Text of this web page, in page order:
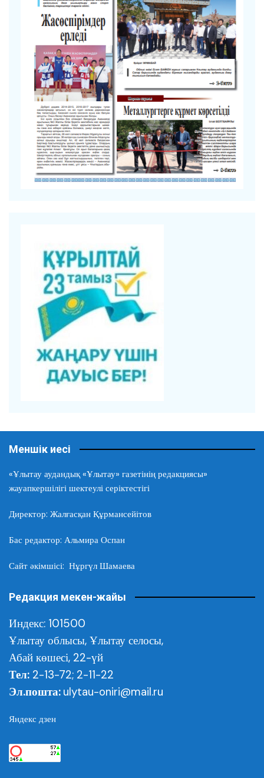
Меншік иесі
«Ұлытау аудандық «Ұлытау» газетінің редакциясы»
жауапкершілігі шектеулі серіктестігі
Директор: Жалғасқан Құрмансейітов
Бас редактор: Альмира Оспан
Сайт әкімшісі: Нұргүл Шамаева
Редакция мекен-жайы
Индекс: 101500
Ұлытау облысы, Ұлытау селосы,
Абай көшесі, 22-үй
Тел: 2-13-72; 2-11-22
Эл.пошта: ulytau-oniri@mail.ru
Яндекс дзен